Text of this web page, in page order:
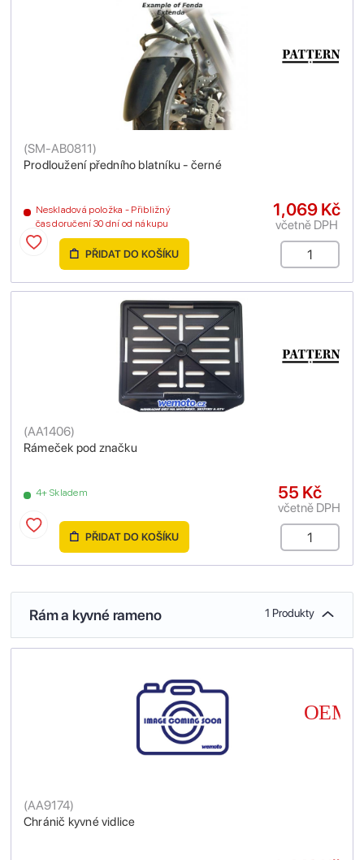
Prodloužení předního blatníku - černé
(SM-AB0811)
Neskladová položka - Přibližný
čas doručení 30 dní od nákupu
1,069 Kč
včetně DPH
PŘIDAT DO KOŠÍKU
Rámeček pod značku
(AA1406)
4+ Skladem 55 Kč
včetně DPH
PŘIDAT DO KOŠÍKU
Rám a kyvné rameno 1 Produkty
Chránič kyvné vidlice
(AA9174)